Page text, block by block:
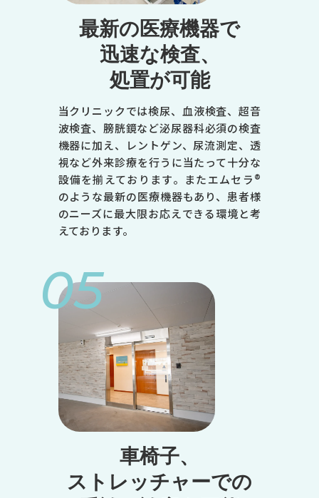
トップページ
当院について
エムセラについて
マイシグナルについて
水
木
金
土
●
●
●
●
●
●
-
●
-
※受付は終了時間の30分前です 休診日／日曜日、祝日
最新の医療機器で
迅速な検査、
処置が可能
当クリニックでは検尿、血液検査、超音
波検査、膀胱鏡など泌尿器科必須の検査
機器に加え、レントゲン、尿流測定、透
視など外来診療を行うに当たって十分な
設備を揃えております。またエムセラ®
のような最新の医療機器もあり、患者様
のニーズに最大限お応えできる環境と考
えております。
05
車椅子、
ストレッチャーでの